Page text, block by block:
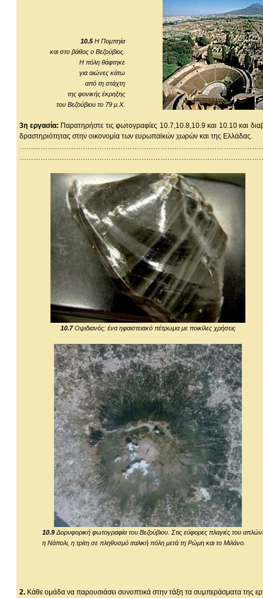
10.5Η Πομπηία
και στο βάθος ο Βεζούβιος.
Η πόλη θάφτηκε
για αιώνες κάτω
από τη στάχτη
της φονικής έκρηξης
του Βεζούβιου το 79 μ.Χ.
3η εργασία: Παρατηρήστε τις φωτογραφίες 10.7,10.8,10.9 και 10.10 και
δραστηριότητας στην οικονομία των ευρωπαϊκών χωρών και της Ελλάδας.
10.7Οψιδιανός: ένα ηφαιστειακό πέτρωμα με ποικίλες χρήσεις
10.9 Δορυφορική φωτογραφία του Βεζούβιου. Στις εύφορες πλαγιές του
η Νάπολι, η τρίτη σε πληθυσμό ιταλική πόλη μετά τη Ρώμη και το Μιλάνο.
2. Κάθε ομάδα να παρουσιάσει συνοπτικά στην τάξη τα συμπεράσματα της